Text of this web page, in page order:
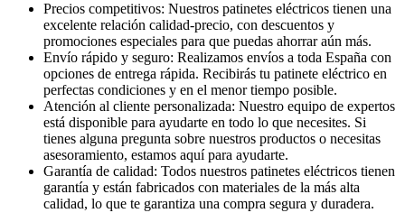
Precios competitivos: Nuestros patinetes eléctricos tienen una
excelente relación calidad-precio, con descuentos y
promociones especiales para que puedas ahorrar aún más.
Envío rápido y seguro: Realizamos envíos a toda España con
opciones de entrega rápida. Recibirás tu patinete eléctrico en
perfectas condiciones y en el menor tiempo posible.
Atención al cliente personalizada: Nuestro equipo de expertos
está disponible para ayudarte en todo lo que necesites. Si
tienes alguna pregunta sobre nuestros productos o necesitas
asesoramiento, estamos aquí para ayudarte.
Garantía de calidad: Todos nuestros patinetes eléctricos tienen
garantía y están fabricados con materiales de la más alta
calidad, lo que te garantiza una compra segura y duradera.